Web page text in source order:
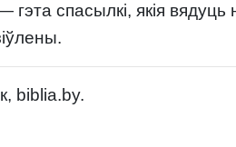
спасылкі, якія
biblia.by.